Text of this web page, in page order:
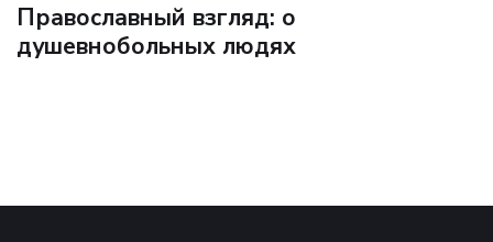
Православный взгляд: о
душевнобольных людях